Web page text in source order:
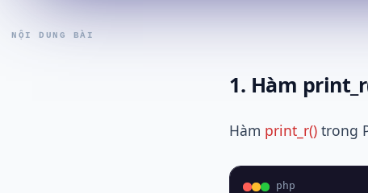
NỘI DUNG BÀI
1. Hàm
Hàm print_r() trong
php